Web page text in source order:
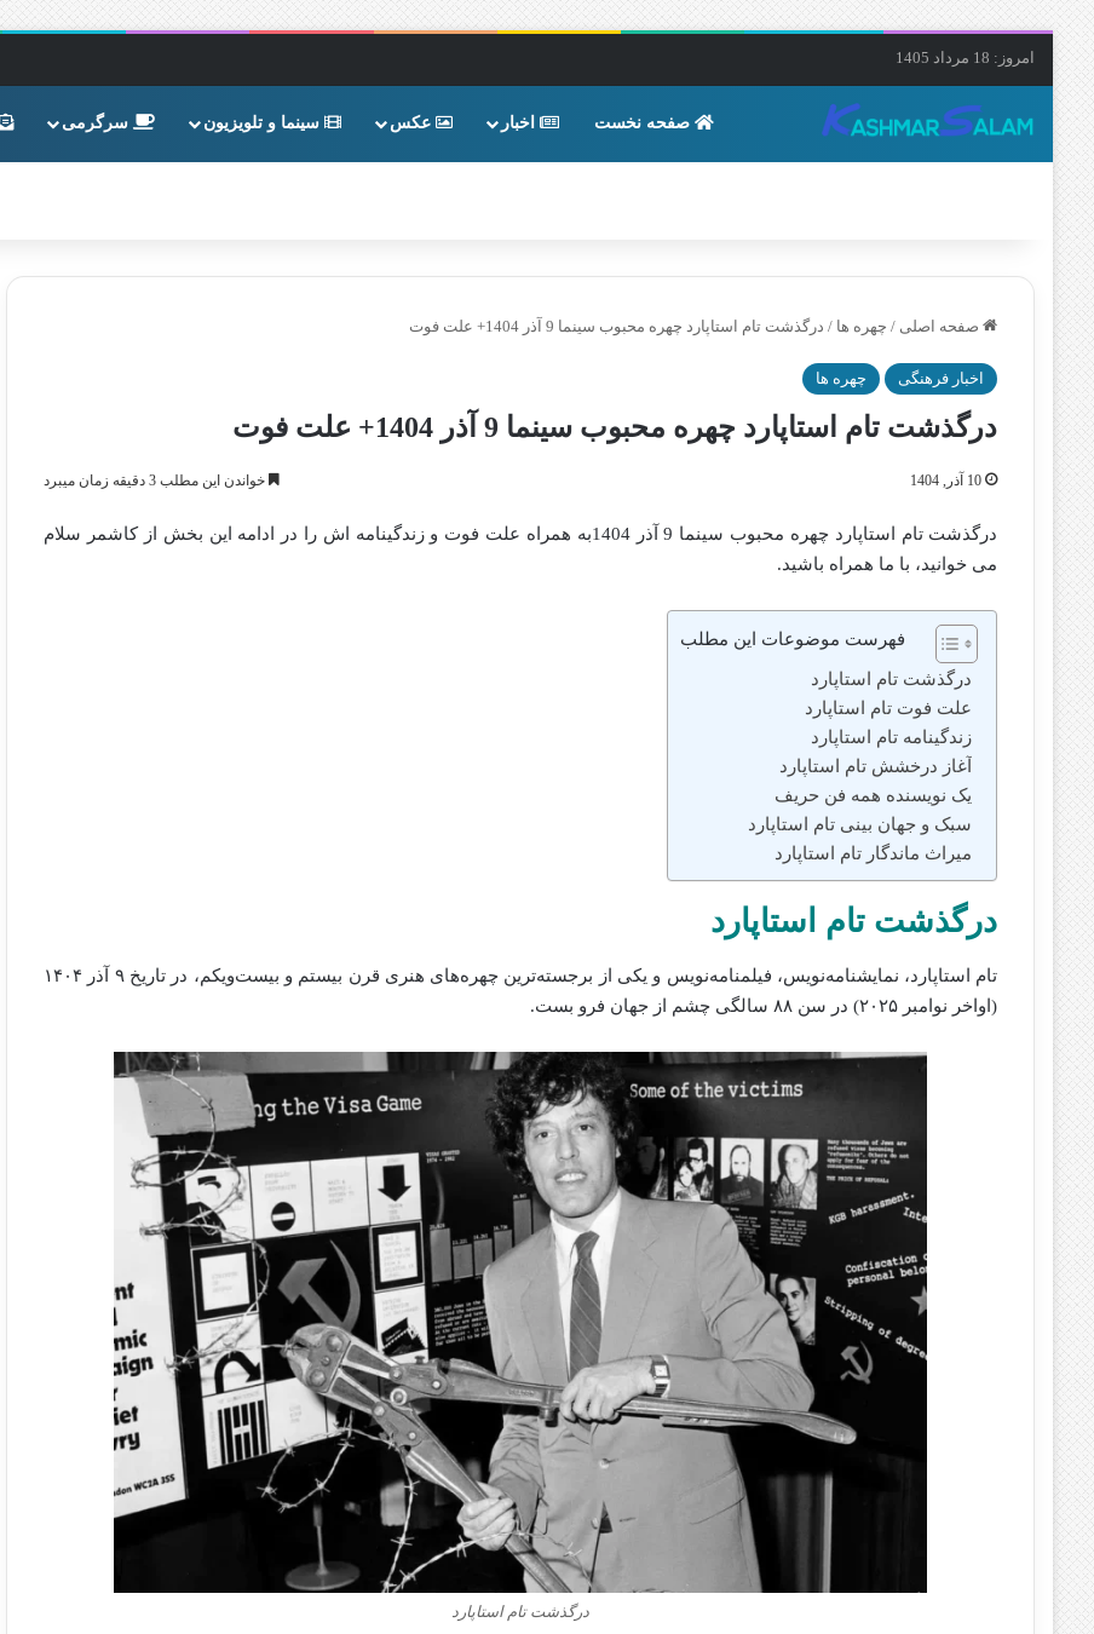
امروز: 18 مرداد 1405
صفحه نخست اخبار عکس سینما و تلویزیون سرگرمی
صفحه اصلی / چهره ها / درگذشت تام استاپارد چهره محبوب سینما 9 آذر 1404+ علت فوت
اخبار فرهنگی چهره ها
درگذشت تام استاپارد چهره محبوب سینما 9 آذر 1404+ علت فوت
10 آذر, 1404 خواندن این مطلب 3 دقیقه زمان میبرد
درگذشت تام استاپارد چهره محبوب سینما 9 آذر 1404به همراه علت فوت و زندگینامه اش را در ادامه این بخش از کاشمر سلام
می خوانید، با ما همراه باشید.
فهرست موضوعات این مطلب
درگذشت تام استاپارد
علت فوت تام استاپارد
زندگینامه تام استاپارد
آغاز درخشش تام استاپارد
یک نویسنده همه‌ فن‌ حریف
سبک و جهان‌ بینی تام استاپارد
میراث ماندگار تام استاپارد
درگذشت تام استاپارد
تام استاپارد، نمایشنامه‌نویس، فیلمنامه‌نویس و یکی از برجسته‌ترین چهره‌های هنری قرن بیستم و بیست‌ویکم، در تاریخ ۹ آذر ۱۴۰۴
(اواخر نوامبر ۲۰۲۵) در سن ۸۸ سالگی چشم از جهان فرو بست.
درگذشت تام استاپارد